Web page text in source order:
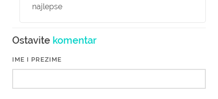
najlepse
Ostavite komentar
IME I PREZIME